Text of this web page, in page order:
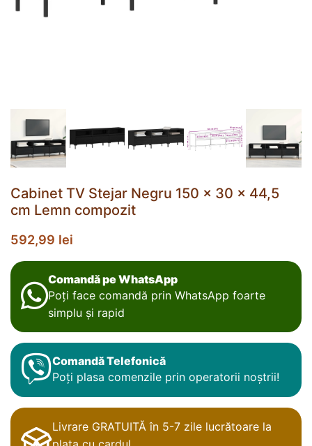
Cabinet TV Stejar Negru 150 x 30 x 44,5
cm Lemn compozit
592,99 lei
Comandă pe WhatsApp
Poți face comandă prin WhatsApp foarte
simplu și rapid
Comandă Telefonică
Poți plasa comenzile prin operatorii noștrii!
Livrare GRATUITĂ în 5-7 zile lucrătoare la